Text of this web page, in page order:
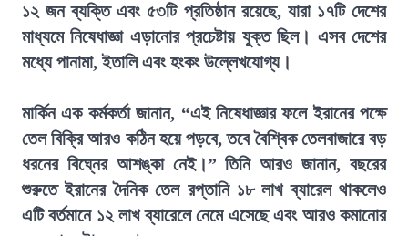
১২ জন ব্যক্তি এবং ৫৩টি প্রতিষ্ঠান রয়েছে, যারা ১৭টি দেশের
মাধ্যমে নিষেধাজ্ঞা এড়ানোর প্রচেষ্টায় যুক্ত ছিল। এসব দেশের
মধ্যে পানামা, ইতালি এবং হংকং উল্লেখযোগ্য।
মার্কিন এক কর্মকর্তা জানান, “এই নিষেধাজ্ঞার ফলে ইরানের পক্ষে
তেল বিক্রি আরও কঠিন হয়ে পড়বে, তবে বৈশ্বিক তেলবাজারে বড়
ধরনের বিঘ্নের আশঙ্কা নেই।” তিনি আরও জানান, বছরের
শুরুতে ইরানের দৈনিক তেল রপ্তানি ১৮ লাখ ব্যারেল থাকলেও
এটি বর্তমানে ১২ লাখ ব্যারেলে নেমে এসেছে এবং আরও কমানোর